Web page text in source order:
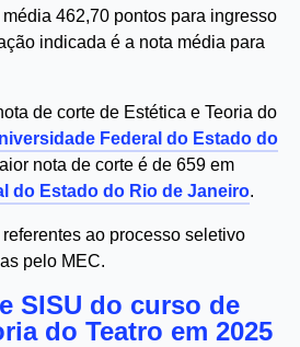
média 462,70 pontos para ingresso
indicada é a nota média para
de corte de Estética e Teoria do
Federal do Estado do
nota de corte é de 659 em
do Estado do Rio de Janeiro.
ao processo seletivo
pelo MEC.
SISU do curso de
do Teatro em 2025